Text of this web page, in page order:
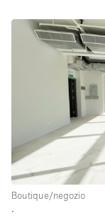
Boutique/negozio
∙